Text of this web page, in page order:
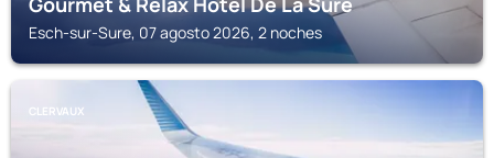
Esch-sur-Sure, 07 agosto 2026, 2 noches
CLERVAUX